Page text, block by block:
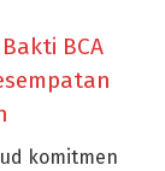
BCA
komitmen